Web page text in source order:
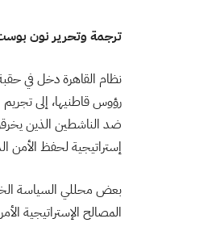
ترجمة وتحرير نون
نظام القاهرة دخل في
رؤوس قاطنيها، إلى تجريم
ضد الناشطين الذين
إستراتيجية لحفظ الأمن
بعض محللي السياسة
المصالح الإستراتيجية